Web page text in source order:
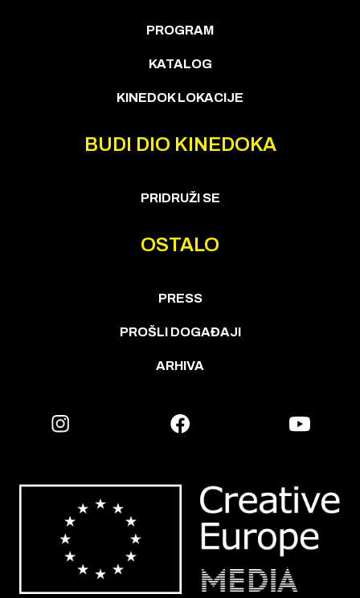
PROGRAM
KATALOG
KINEDOK LOKACIJE
BUDI DIO KINEDOKA
PRIDRUŽI SE
OSTALO
PRESS
PROŠLI DOGAĐAJI
ARHIVA